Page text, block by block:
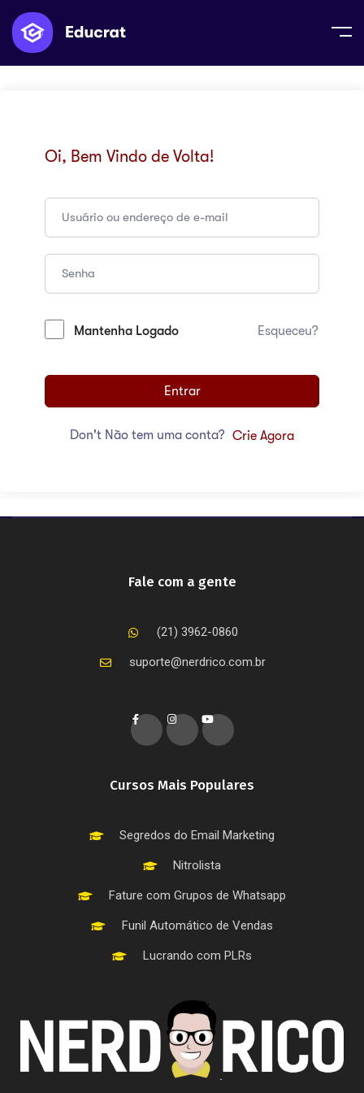
Oi, Bem Vindo de Volta!
Mantenha Logado Esqueceu?
Entrar
Don't Não tem uma conta? Crie Agora
Cursos Mais Populares
Segredos do Email Marketing
Nitrolista
Fature com Grupos de Whatsapp
Funil Automático de Vendas
Lucrando com PLRs
Fale com a gente
(21) 3962-0860
suporte@nerdrico.com.br